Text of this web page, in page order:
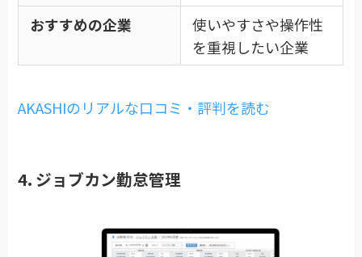
おすすめの企業
使いやすさや操作性
を重視したい企業
AKASHIのリアルな口コミ・評判を読む
4. ジョブカン勤怠管理